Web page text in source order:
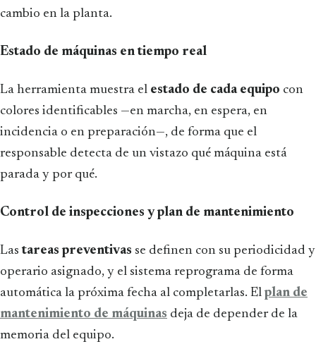
cambio en la planta.
Estado de máquinas en tiempo real
La herramienta muestra el estado de cada equipo con
colores identificables —en marcha, en espera, en
incidencia o en preparación—, de forma que el
responsable detecta de un vistazo qué máquina está
parada y por qué.
Control de inspecciones y plan de mantenimiento
Las tareas preventivas se definen con su periodicidad y
operario asignado, y el sistema reprograma de forma
automática la próxima fecha al completarlas. El plan de
mantenimiento de máquinas deja de depender de la
memoria del equipo.